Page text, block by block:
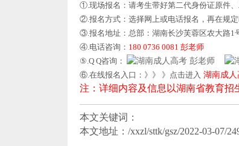
①.现场报名：请考生带好第二代身份证原件
②.报名方式：选择网上或电话报名，再在规
③.报名地址：总部：湖南长沙芙蓉区农大路1
④.电话咨询： 180 0736 0081 彭老师
⑤.Q Q咨询：
彭老师
⑥.在线报名入口：》》 》点击进入 湖南成
注：详细内容及信息以湖南省教育招
本文关键词：
本文地址：/xxzl/sttk/gsz/2022-03-07/